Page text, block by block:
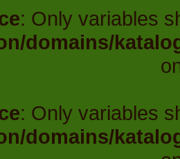
: Only variables
domains/
: Only variables
domains/